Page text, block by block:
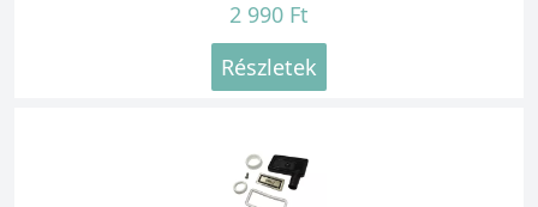
2 990 Ft
Részletek